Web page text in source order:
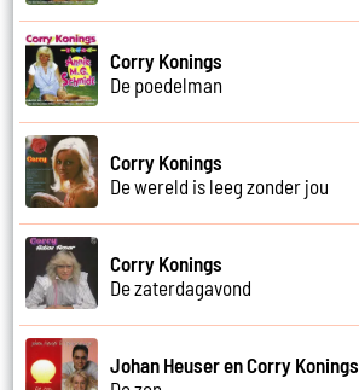
Corry Konings
De poedelman
Corry Konings
De wereld is leeg zonder jou
Corry Konings
De zaterdagavond
Johan Heuser en Corry Konings